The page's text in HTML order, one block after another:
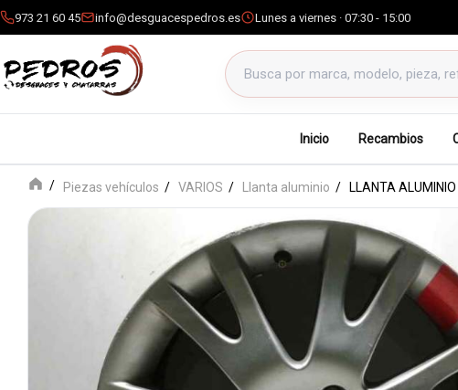
973 21 60 45 info@desguacespedros.es Lunes a viernes · 07:30 - 15:00
Buscar productos
Inicio Recambios
Piezas vehículos VARIOS Llanta aluminio LLANTA